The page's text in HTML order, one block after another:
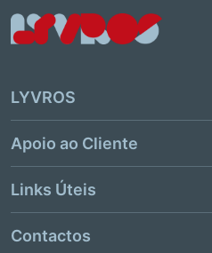
LYVROS
Apoio ao Cliente
Links Úteis
Contactos